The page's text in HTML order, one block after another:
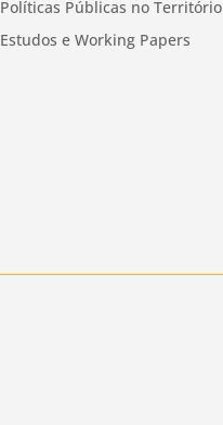
Políticas Públicas no Território
Estudos e Working Papers